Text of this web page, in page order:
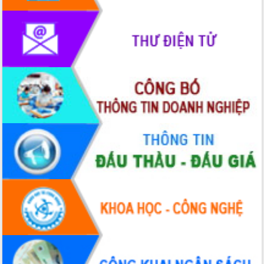
phát triển mới
Thường trực HĐND tỉnh Đắk Lắk gặp
mặt Đoàn chuyên gia y tế TP. Hồ Chí
Lễ truy điệu và an táng hài cốt liệt sĩ
tại Nghĩa trang Liệt sĩ xã Sơn Hòa
Bàn giải pháp tháo gỡ khó khăn trong
xuất khẩu sầu riêng và triển khai quy
định EUDR
Thứ trưởng Bộ Nông nghiệp và Môi
trường Nguyễn Hoàng Hiệp khảo sát
vùng trồng và doanh nghiệp đóng gói
sầu riêng tại Đắk Lắk
Trình diễn nghệ thuật chế biến các
món ăn từ sầu riêng
Đắk Lắk công bố Quy hoạch và xúc
tiến đầu tư tỉnh
Ngành cá ngừ Đắk Lắk chủ động thích
ứng để giữ vững thị trường xuất khẩu
Diễn đàn Kinh tế tư nhân Việt Nam đột